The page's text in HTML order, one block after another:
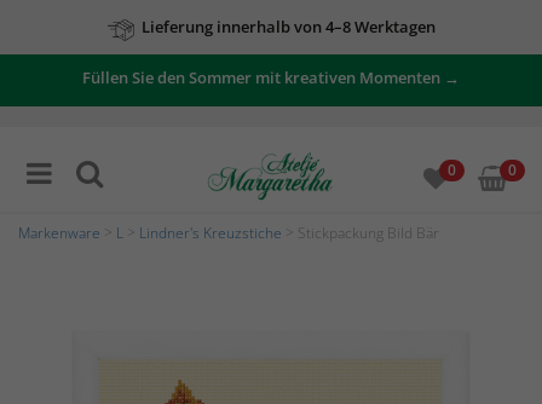
Lieferung innerhalb von 4–8 Werktagen
Füllen Sie den Sommer mit kreativen Momenten →
0 0
Markenware L Lindner's Kreuzstiche > Stickpackung Bild Bär